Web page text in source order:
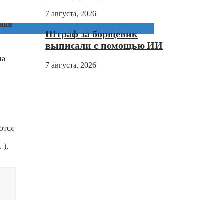
),
7 августа, 2026
Штраф за борщевик
выписали с помощью ИИ
7 августа, 2026